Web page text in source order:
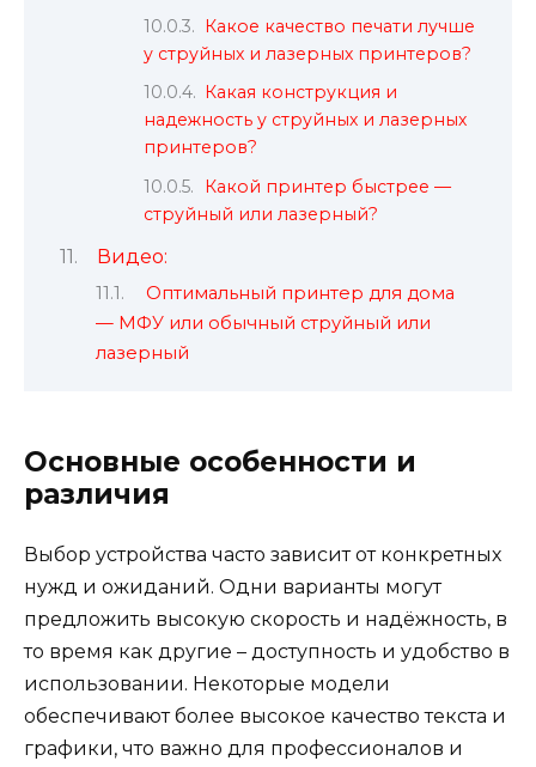
Какое качество печати лучше
у струйных и лазерных принтеров?
Какая конструкция и
надежность у струйных и лазерных
принтеров?
Какой принтер быстрее —
струйный или лазерный?
Видео:
Оптимальный принтер для дома
— МФУ или обычный струйный или
лазерный
Основные особенности и
различия
Выбор устройства часто зависит от конкретных
нужд и ожиданий. Одни варианты могут
предложить высокую скорость и надёжность, в
то время как другие – доступность и удобство в
использовании. Некоторые модели
обеспечивают более высокое качество текста и
графики, что важно для профессионалов и